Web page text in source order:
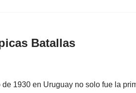
Batallas
1930 en Uruguay no solo fue la